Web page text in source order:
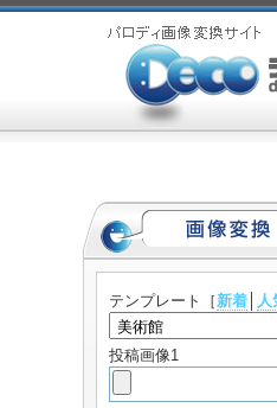
テンプレート ［新着 人
投稿画像1